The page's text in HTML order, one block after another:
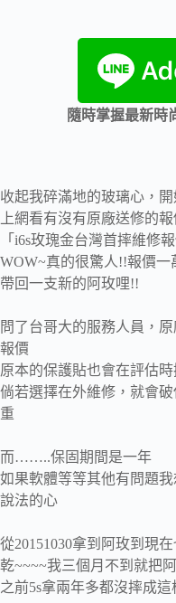
隨時掌握最新時
收起我碎滿地的玻璃心，
上網看有沒有原廠送修的
「i6s玫瑰金台灣首摔維修
WOW~真的很驚人!!報價
帶回一支新的阿玫哩!!
問了台哥大的服務人員，
報價
原本的保護貼也會在評估
倘若選擇在外維修，就會
重
而……..保固期間是一年
如果軟體等等其他有問題
說法的心
從20151030拿到阿玫到現
乾~~~~我三個月不到就把
之前5s拿兩年多都沒摔成